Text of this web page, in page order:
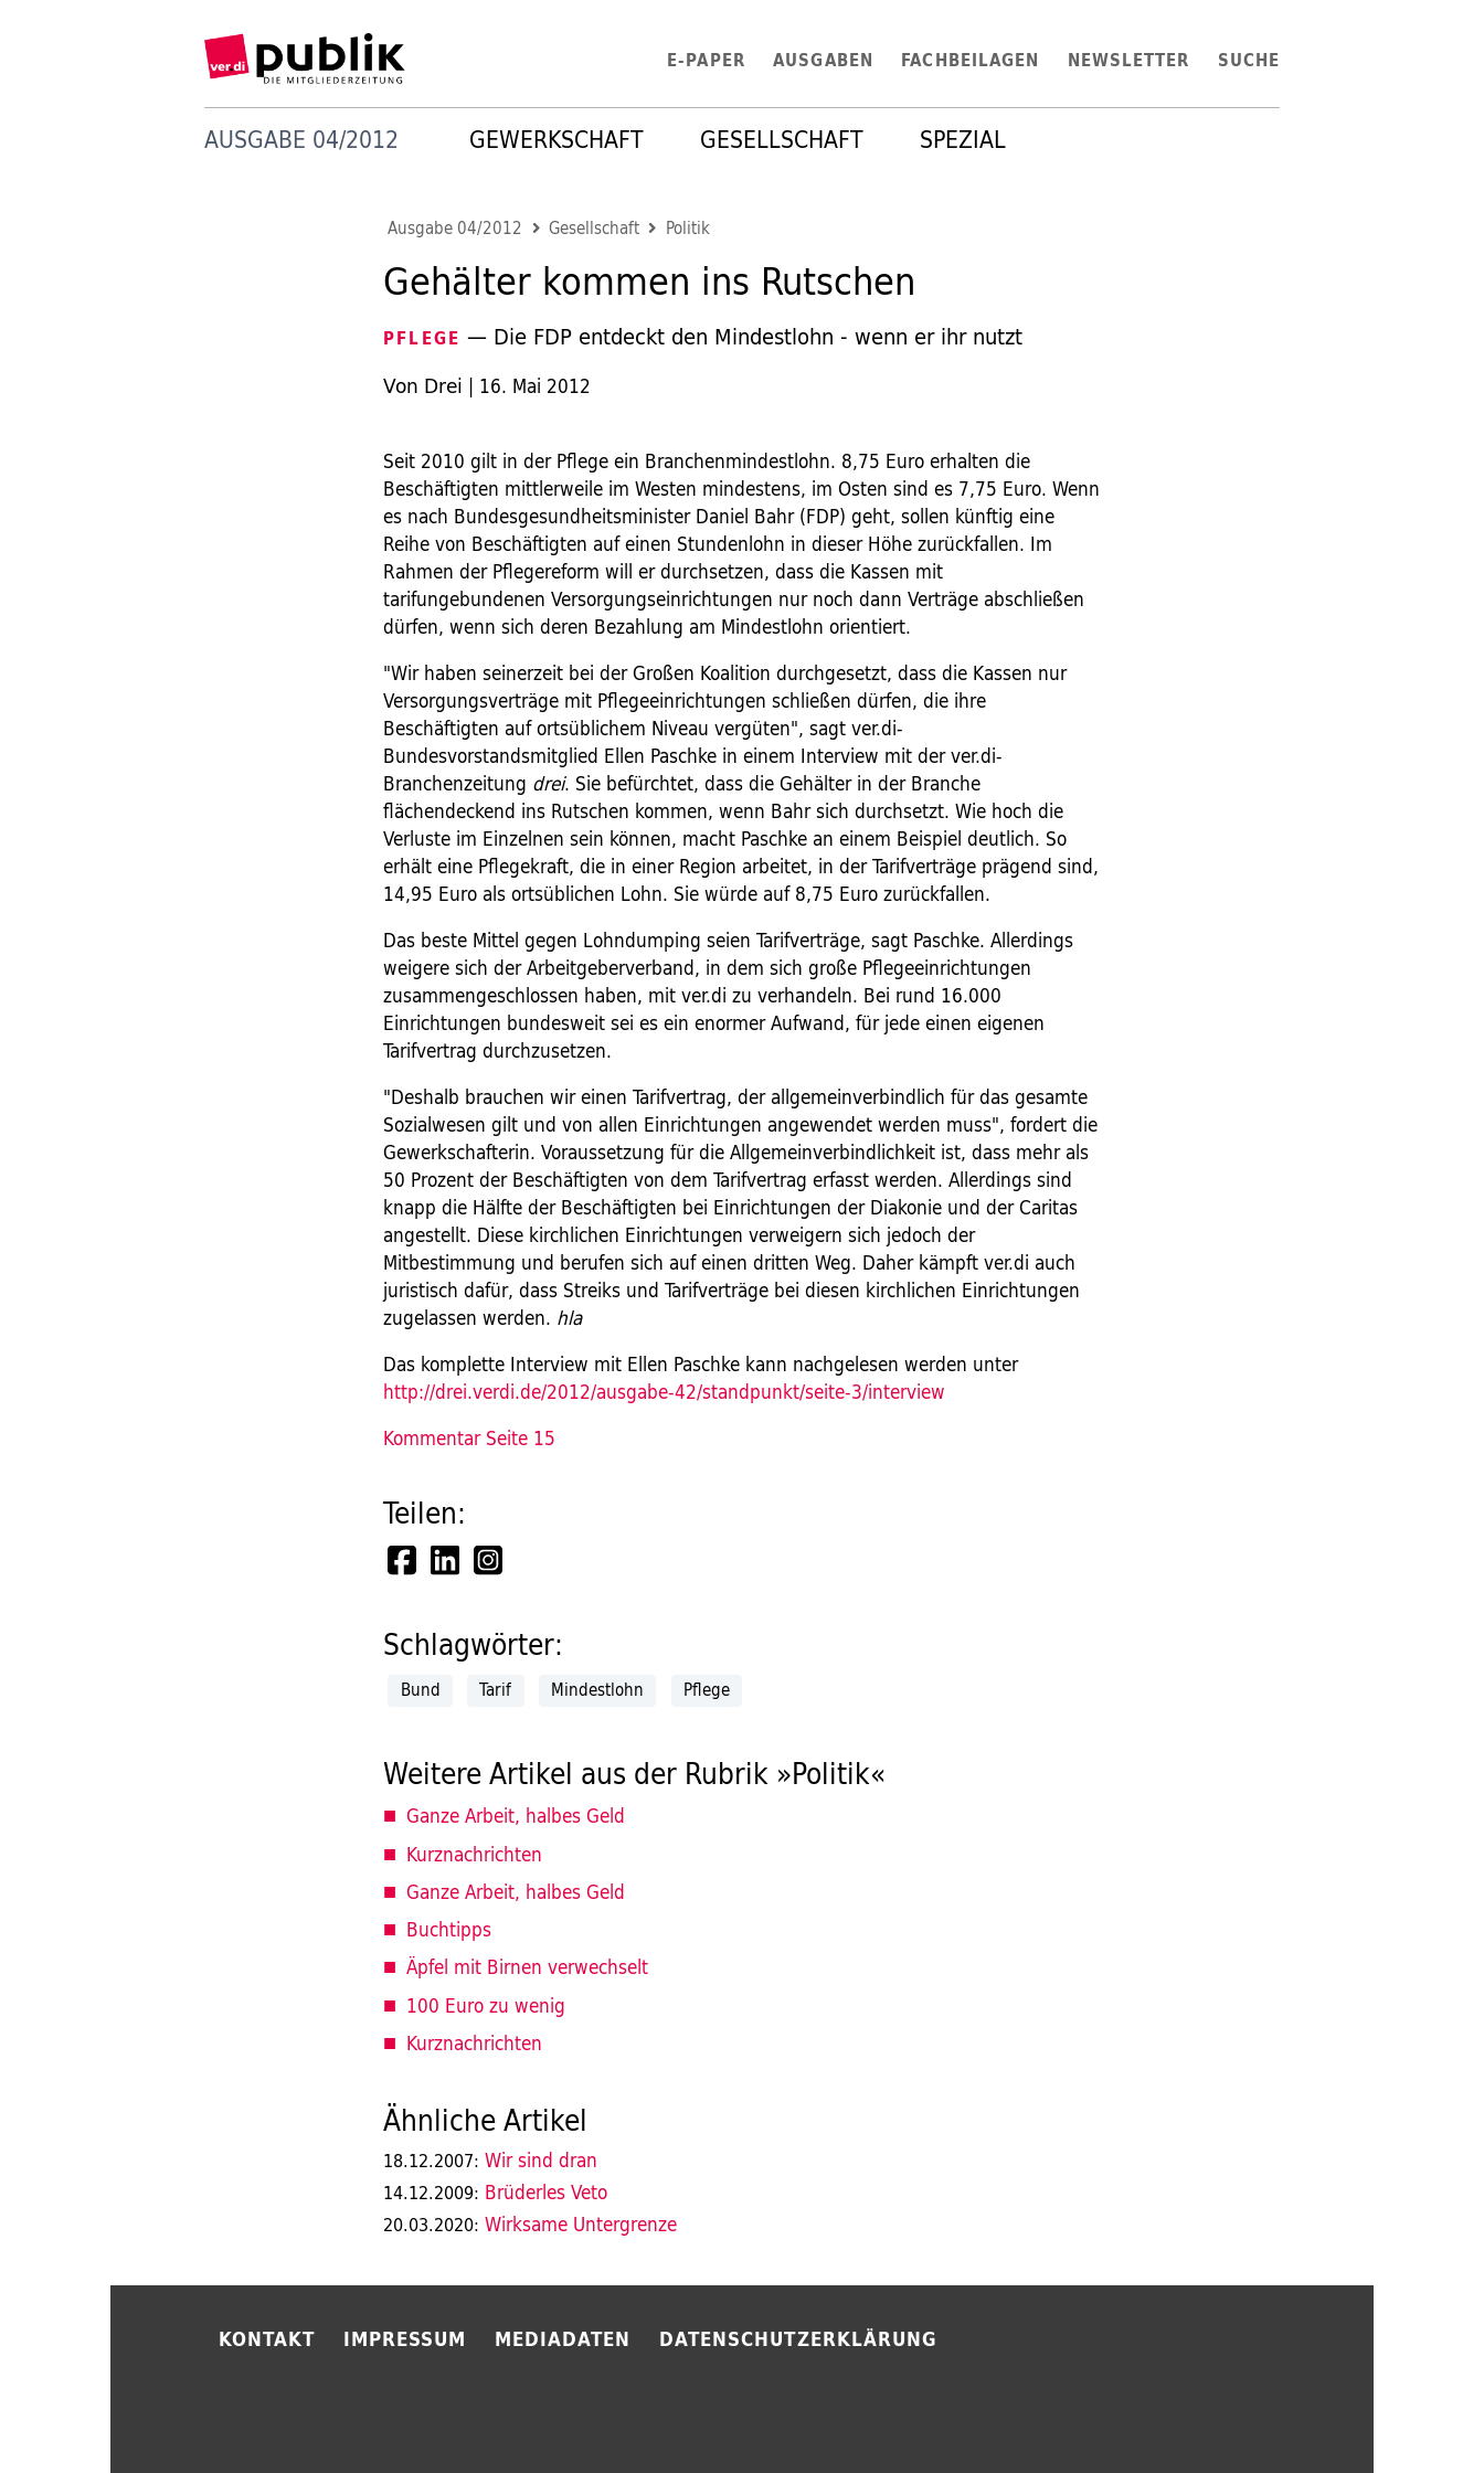
E-PAPER AUSGABEN FACHBEILAGEN NEWSLETTER SUCHE
AUSGABE 04/2012 GEWERKSCHAFT GESELLSCHAFT SPEZIAL
Ausgabe 04/2012 Gesellschaft Politik
Gehälter kommen ins Rutschen
PFLEGE — Die FDP entdeckt den Mindestlohn - wenn er ihr nutzt
Von Drei | 16. Mai 2012
Seit 2010 gilt in der Pflege ein Branchenmindestlohn. 8,75 Euro erhalten die
Beschäftigten mittlerweile im Westen mindestens, im Osten sind es 7,75 Euro. Wenn
es nach Bundesgesundheitsminister Daniel Bahr (FDP) geht, sollen künftig eine
Reihe von Beschäftigten auf einen Stundenlohn in dieser Höhe zurückfallen. Im
Rahmen der Pflegereform will er durchsetzen, dass die Kassen mit
tarifungebundenen Versorgungseinrichtungen nur noch dann Verträge abschließen
dürfen, wenn sich deren Bezahlung am Mindestlohn orientiert.
"Wir haben seinerzeit bei der Großen Koalition durchgesetzt, dass die Kassen nur
Versorgungsverträge mit Pflegeeinrichtungen schließen dürfen, die ihre
Beschäftigten auf ortsüblichem Niveau vergüten", sagt ver.di-
Bundesvorstandsmitglied Ellen Paschke in einem Interview mit der ver.di-
Branchenzeitung drei. Sie befürchtet, dass die Gehälter in der Branche
flächendeckend ins Rutschen kommen, wenn Bahr sich durchsetzt. Wie hoch die
Verluste im Einzelnen sein können, macht Paschke an einem Beispiel deutlich. So
erhält eine Pflegekraft, die in einer Region arbeitet, in der Tarifverträge prägend sind,
14,95 Euro als ortsüblichen Lohn. Sie würde auf 8,75 Euro zurückfallen.
Das beste Mittel gegen Lohndumping seien Tarifverträge, sagt Paschke. Allerdings
weigere sich der Arbeitgeberverband, in dem sich große Pflegeeinrichtungen
zusammengeschlossen haben, mit ver.di zu verhandeln. Bei rund 16.000
Einrichtungen bundesweit sei es ein enormer Aufwand, für jede einen eigenen
Tarifvertrag durchzusetzen.
"Deshalb brauchen wir einen Tarifvertrag, der allgemeinverbindlich für das gesamte
Sozialwesen gilt und von allen Einrichtungen angewendet werden muss", fordert die
Gewerkschafterin. Voraussetzung für die Allgemeinverbindlichkeit ist, dass mehr als
50 Prozent der Beschäftigten von dem Tarifvertrag erfasst werden. Allerdings sind
knapp die Hälfte der Beschäftigten bei Einrichtungen der Diakonie und der Caritas
angestellt. Diese kirchlichen Einrichtungen verweigern sich jedoch der
Mitbestimmung und berufen sich auf einen dritten Weg. Daher kämpft ver.di auch
juristisch dafür, dass Streiks und Tarifverträge bei diesen kirchlichen Einrichtungen
zugelassen werden. hla
Das komplette Interview mit Ellen Paschke kann nachgelesen werden unter
http://drei.verdi.de/2012/ausgabe-42/standpunkt/seite-3/interview
Kommentar Seite 15
Teilen:
Schlagwörter:
Bund Tarif Mindestlohn Pflege
Weitere Artikel aus der Rubrik »Politik«
Ganze Arbeit, halbes Geld
Kurznachrichten
Ganze Arbeit, halbes Geld
Buchtipps
Äpfel mit Birnen verwechselt
100 Euro zu wenig
Kurznachrichten
Ähnliche Artikel
18.12.2007: Wir sind dran
14.12.2009: Brüderles Veto
20.03.2020: Wirksame Untergrenze
KONTAKT IMPRESSUM MEDIADATEN DATENSCHUTZERKLÄRUNG